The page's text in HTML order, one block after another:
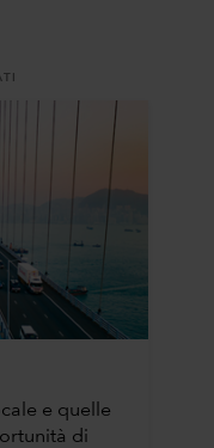
e quelle
di